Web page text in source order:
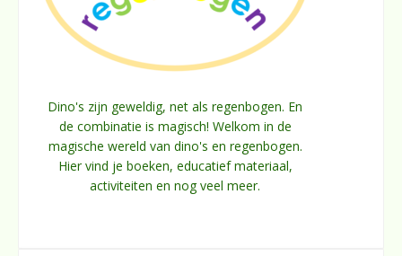
Dino's zijn geweldig, net als regenbogen. En
de combinatie is magisch! Welkom in de
magische wereld van dino's en regenbogen.
Hier vind je boeken, educatief materiaal,
activiteiten en nog veel meer.